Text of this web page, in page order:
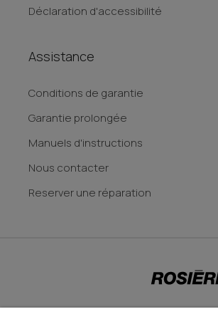
Déclaration d'accessibilité
Assistance
Conditions de garantie
Garantie prolongée
Manuels d'instructions
Nous contacter
Reserver une réparation